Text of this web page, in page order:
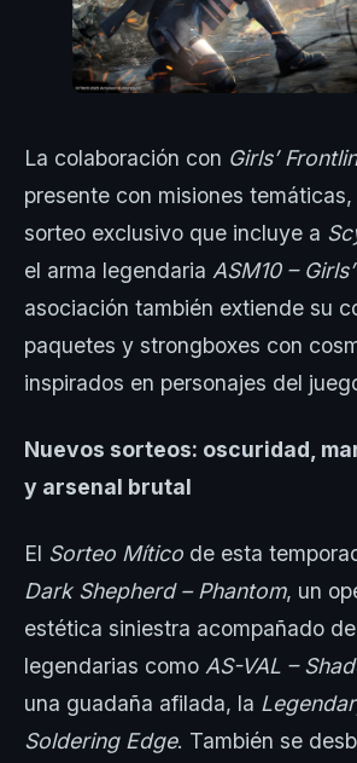
La colaboración con Girls’
presente con misiones
sorteo exclusivo que incluye a
el arma legendaria ASM10 –
asociación también extiende su
paquetes y strongboxes con
inspirados en personajes del
Nuevos sorteos: oscuridad,
y arsenal brutal
El Sorteo Mítico de esta
Dark Shepherd – Phantom, un
estética siniestra acompañado
legendarias como AS-VAL –
una guadaña afilada, la
Soldering Edge. También se